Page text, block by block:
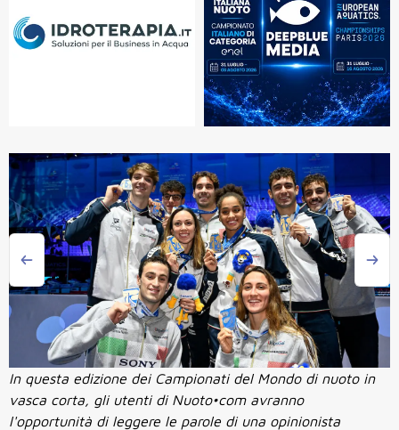
In questa edizione dei Campionati del Mondo di nuoto in
vasca corta, gli utenti di Nuoto•com avranno
l'opportunità di leggere le parole di una opinionista